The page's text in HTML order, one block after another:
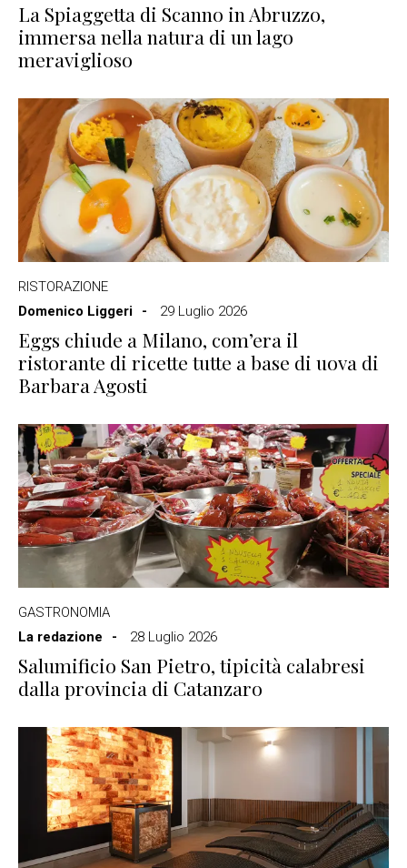
La Spiaggetta di Scanno in Abruzzo,
immersa nella natura di un lago
meraviglioso
RISTORAZIONE
Domenico Liggeri
29 Luglio 2026
Eggs chiude a Milano, com’era il
ristorante di ricette tutte a base di uova di
Barbara Agosti
GASTRONOMIA
La redazione
28 Luglio 2026
Salumificio San Pietro, tipicità calabresi
dalla provincia di Catanzaro